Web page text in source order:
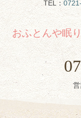
TEL：
おふとんや眠